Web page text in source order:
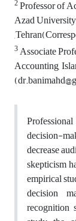
2Professor of
Azad
3Associate
Accounting,
decision-
decrease
skepticism
empirical
decision
recognition